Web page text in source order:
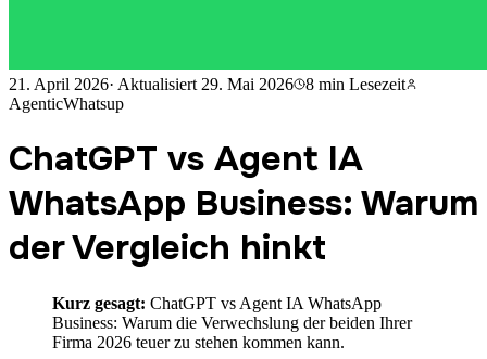
21. April 2026· Aktualisiert 29. Mai 2026 8 min Lesezeit
AgenticWhatsup
ChatGPT vs Agent IA
WhatsApp Business: Warum
der Vergleich hinkt
Kurz gesagt: ChatGPT vs Agent IA WhatsApp
Business: Warum die Verwechslung der beiden Ihrer
Firma 2026 teuer zu stehen kommen kann.